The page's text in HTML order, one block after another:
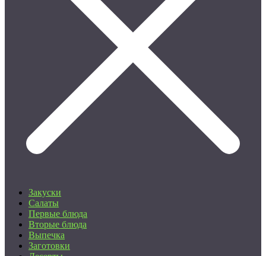
Закуски
Салаты
Первые блюда
Вторые блюда
Выпечка
Заготовки